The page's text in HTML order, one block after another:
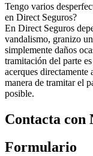
Tengo varios
en Direct Seguros?
En Direct Seguros
vandalismo, granizo
simplemente daños
tramitación del parte
acerques directamente
manera de tramitar el
posible.
Contacta con
Formulario